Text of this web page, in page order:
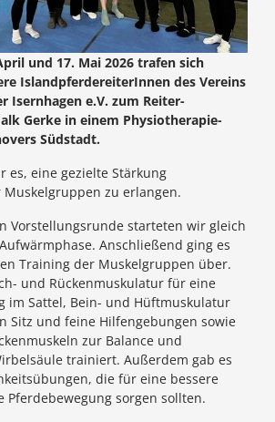
und 17. Mai 2026 trafen sich
IslandpferdereiterInnen des Vereins
Isernhagen e.V. zum Reiter-
Gerke in einem Physiotherapie-
Südstadt.
es, eine gezielte Stärkung
zu erlangen.
Vorstellungsrunde starteten wir gleich
Anschließend ging es
Training der Muskelgruppen über.
und Rückenmuskulatur für eine
im Sattel, Bein- und Hüftmuskulatur
Sitz und feine Hilfengebungen sowie
zur Balance und
trainiert. Außerdem gab es
die für eine bessere
Pferdebewegung sorgen sollten.